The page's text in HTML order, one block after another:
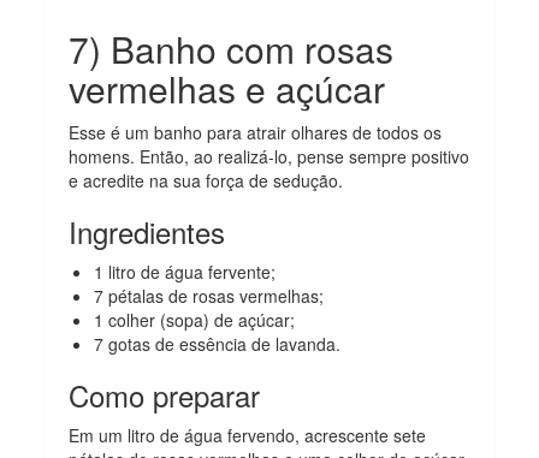
7) Banho com rosas
vermelhas e açúcar
Esse é um banho para atrair olhares de todos os
homens. Então, ao realizá-lo, pense sempre positivo
e acredite na sua força de sedução.
Ingredientes
1 litro de água fervente;
7 pétalas de rosas vermelhas;
1 colher (sopa) de açúcar;
7 gotas de essência de lavanda.
Como preparar
Em um litro de água fervendo, acrescente sete